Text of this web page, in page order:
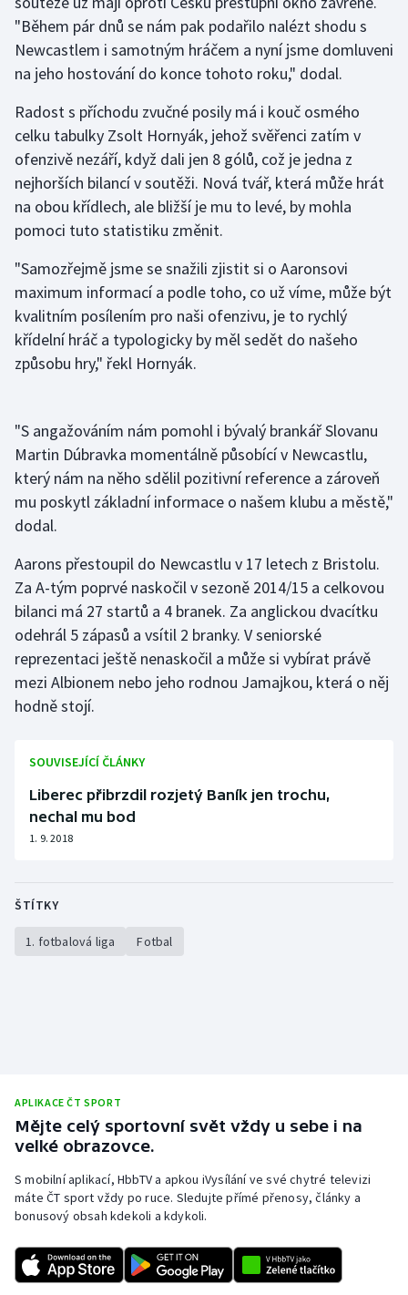
Stolní tenis
Triatlon
Veslování
Vodní slalom
Volejbal
Ostatní
"Během pár dnů se nám pak podařilo nalézt shodu s
Newcastlem i samotným hráčem a nyní jsme domluveni
na jeho hostování do konce tohoto roku," dodal.
Radost s příchodu zvučné posily má i kouč osmého
celku tabulky Zsolt Hornyák, jehož svěřenci zatím v
ofenzivě nezáří, když dali jen 8 gólů, což je jedna z
nejhorších bilancí v soutěži. Nová tvář, která může hrát
na obou křídlech, ale bližší je mu to levé, by mohla
pomoci tuto statistiku změnit.
"Samozřejmě jsme se snažili zjistit si o Aaronsovi
maximum informací a podle toho, co už víme, může být
kvalitním posílením pro naši ofenzivu, je to rychlý
křídelní hráč a typologicky by měl sedět do našeho
způsobu hry," řekl Hornyák.
"S angažováním nám pomohl i bývalý brankář Slovanu
Martin Dúbravka momentálně působící v Newcastlu,
který nám na něho sdělil pozitivní reference a zároveň
mu poskytl základní informace o našem klubu a městě,"
dodal.
Aarons přestoupil do Newcastlu v 17 letech z Bristolu.
Za A-tým poprvé naskočil v sezoně 2014/15 a celkovou
bilanci má 27 startů a 4 branek. Za anglickou dvacítku
odehrál 5 zápasů a vsítil 2 branky. V seniorské
reprezentaci ještě nenaskočil a může si vybírat právě
mezi Albionem nebo jeho rodnou Jamajkou, která o něj
hodně stojí.
SOUVISEJÍCÍ ČLÁNKY
Liberec přibrzdil rozjetý Baník jen trochu,
nechal mu bod
1. 9. 2018
ŠTÍTKY
1. fotbalová liga Fotbal
APLIKACE ČT SPORT
Mějte celý sportovní svět vždy u sebe i na
velké obrazovce.
S mobilní aplikací, HbbTV a apkou iVysílání ve své chytré televizi
máte ČT sport vždy po ruce. Sledujte přímé přenosy, články a
bonusový obsah kdekoli a kdykoli.